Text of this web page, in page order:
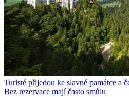
Turisté přijedou ke slavné památce a
Bez rezervace mají často smůlu